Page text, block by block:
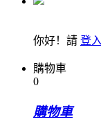
你好！請 登入
購物車
0
購物車